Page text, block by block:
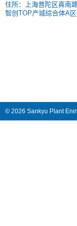
住所：上海普陀区真南
智创TOP产城综合体A
© 2026 Sankyu Plant